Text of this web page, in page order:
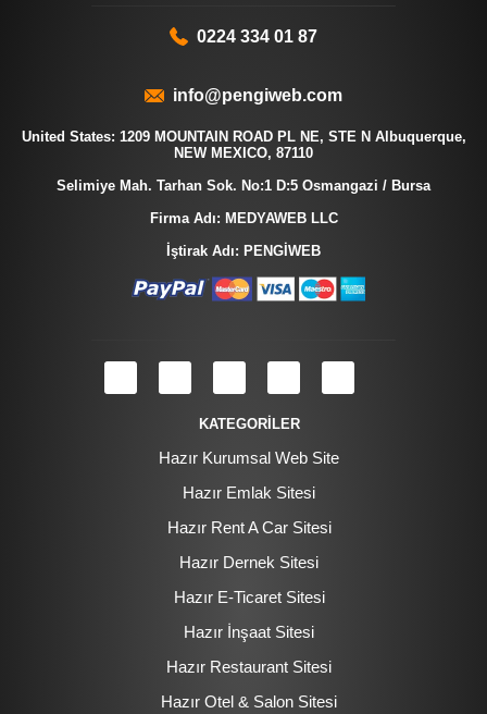
0224 334 01 87
info@pengiweb.com
United States: 1209 MOUNTAIN ROAD PL NE, STE N Albuquerque,
NEW MEXICO, 87110
Selimiye Mah. Tarhan Sok. No:1 D:5 Osmangazi / Bursa
Firma Adı: MEDYAWEB LLC
İştirak Adı: PENGİWEB
KATEGORİLER
Hazır Kurumsal Web Site
Hazır Emlak Sitesi
Hazır Rent A Car Sitesi
Hazır Dernek Sitesi
Hazır E-Ticaret Sitesi
Hazır İnşaat Sitesi
Hazır Restaurant Sitesi
Hazır Otel & Salon Sitesi